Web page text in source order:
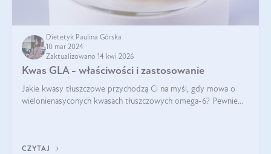
Dietetyk Paulina Górska
10 mar 2024
Zaktualizowano 14 kwi 2026
Kwas GLA - właściwości i zastosowanie
Jakie kwasy tłuszczowe przychodzą Ci na myśl, gdy mowa o
wielonienasyconych kwasach tłuszczowych omega-6? Pewnie
CZYTAJ